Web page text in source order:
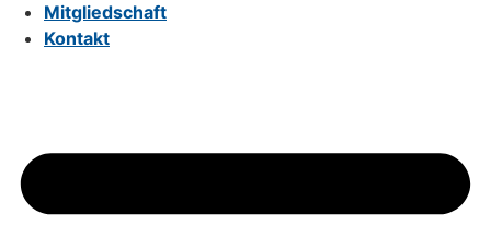
Mitgliedschaft
Kontakt